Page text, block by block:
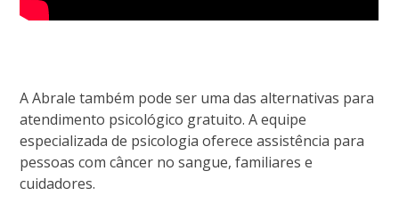
A Abrale também pode ser uma das alternativas para
atendimento psicológico gratuito. A equipe
especializada de psicologia oferece assistência para
pessoas com câncer no sangue, familiares e
cuidadores.